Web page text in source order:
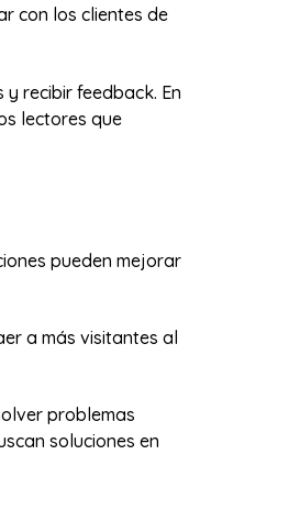
con los clientes de
recibir feedback. En
lectores que
pueden mejorar
a más visitantes al
problemas
soluciones en